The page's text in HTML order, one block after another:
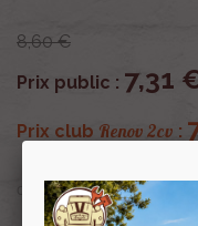
8,60 €
Prix public : 7,31
Prix club Renov 2cv :
OU PAYER EN